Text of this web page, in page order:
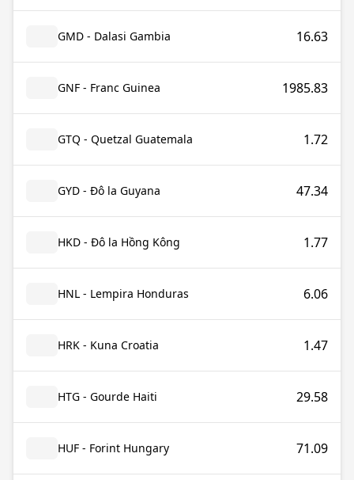
GMD - Dalasi Gambia 16.63
GNF - Franc Guinea 1985.83
GTQ - Quetzal Guatemala 1.72
GYD - Đô la Guyana 47.34
HKD - Đô la Hồng Kông 1.77
HNL - Lempira Honduras 6.06
HRK - Kuna Croatia 1.47
HTG - Gourde Haiti 29.58
HUF - Forint Hungary 71.09